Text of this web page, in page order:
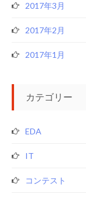
2017年3月
2017年2月
2017年1月
カテゴリー
EDA
IT
コンテスト